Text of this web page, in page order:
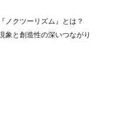
ノクツーリズム』とは？
象と創造性の深いつながり